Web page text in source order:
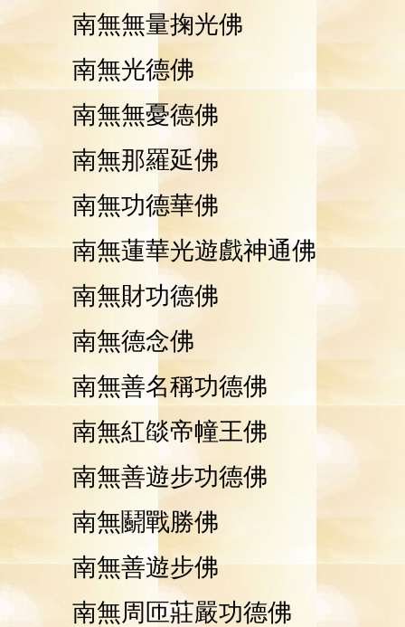
南無無量掬光佛
南無光德佛
南無無憂德佛
南無那羅延佛
南無功德華佛
南無蓮華光遊戲神通佛
南無財功德佛
南無德念佛
南無善名稱功德佛
南無紅燄帝幢王佛
南無善遊步功德佛
南無鬬戰勝佛
南無善遊步佛
南無周匝莊嚴功德佛